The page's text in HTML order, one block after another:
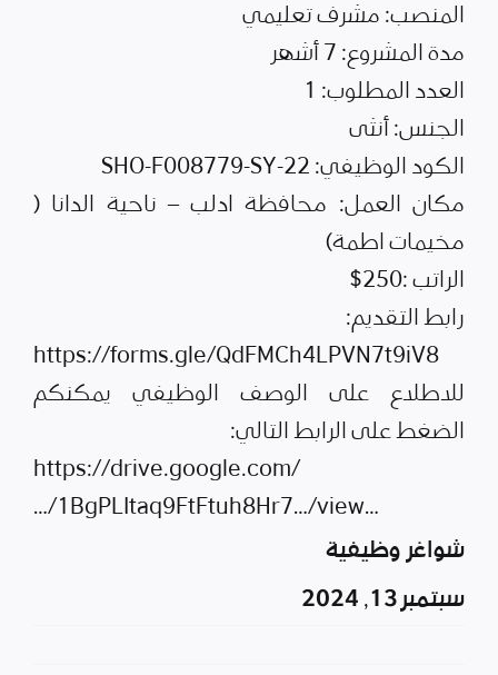
المنصب: مشرف تعليمي
مدة المشروع: 7 أشهر
العدد المطلوب: 1
الجنس: أنثى
الكود الوظيفي: SHO-F008779-SY-22
مكان العمل: محافظة ادلب – ناحية الدانا (
مخيمات اطمة)
الراتب :250$
رابط التقديم:
https://forms.gle/QdFMCh4LPVN7t9iV8
للاطلاع على الوصف الوظيفي يمكنكم
الضغط على الرابط التالي:
https://drive.google.com/
…/1BgPLItaq9FtFtuh8Hr7…/view…
شواغر وظيفية
سبتمبر 13, 2024